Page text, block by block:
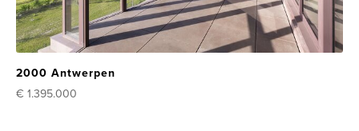
2000 Antwerpen
€ 1.395.000